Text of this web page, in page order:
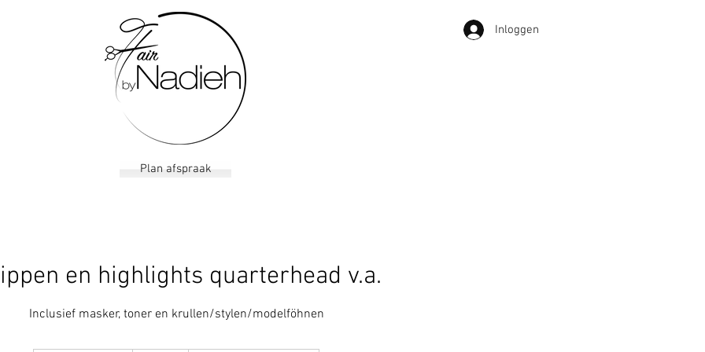
Inloggen
Plan afspraak
en highlights quarterhead v.a.
Inclusief masker, toner en krullen/stylen/modelföhnen